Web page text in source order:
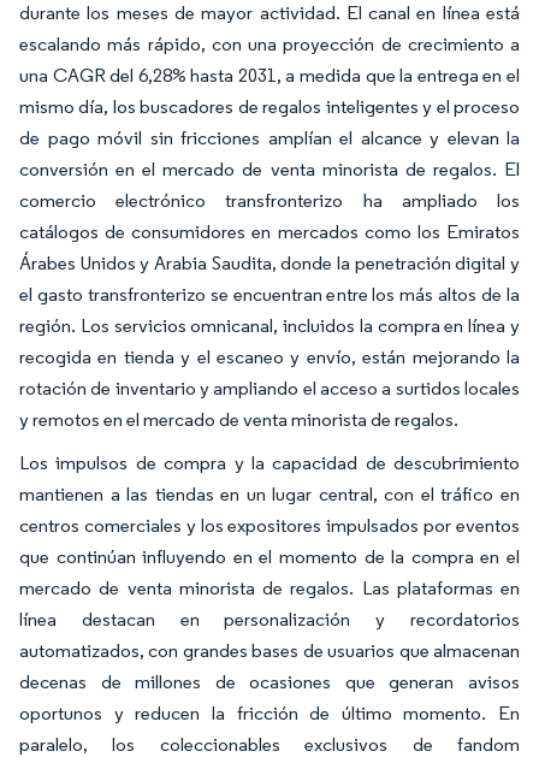
durante los meses de mayor actividad. El canal en línea está
escalando más rápido, con una proyección de crecimiento a
una CAGR del 6,28% hasta 2031, a medida que la entrega en el
mismo día, los buscadores de regalos inteligentes y el proceso
de pago móvil sin fricciones amplían el alcance y elevan la
conversión en el mercado de venta minorista de regalos. El
comercio electrónico transfronterizo ha ampliado los
catálogos de consumidores en mercados como los Emiratos
Árabes Unidos y Arabia Saudita, donde la penetración digital y
el gasto transfronterizo se encuentran entre los más altos de la
región. Los servicios omnicanal, incluidos la compra en línea y
recogida en tienda y el escaneo y envío, están mejorando la
rotación de inventario y ampliando el acceso a surtidos locales
y remotos en el mercado de venta minorista de regalos.
Los impulsos de compra y la capacidad de descubrimiento
mantienen a las tiendas en un lugar central, con el tráfico en
centros comerciales y los expositores impulsados por eventos
que continúan influyendo en el momento de la compra en el
mercado de venta minorista de regalos. Las plataformas en
línea destacan en personalización y recordatorios
automatizados, con grandes bases de usuarios que almacenan
decenas de millones de ocasiones que generan avisos
oportunos y reducen la fricción de último momento. En
paralelo, los coleccionables exclusivos de fandom